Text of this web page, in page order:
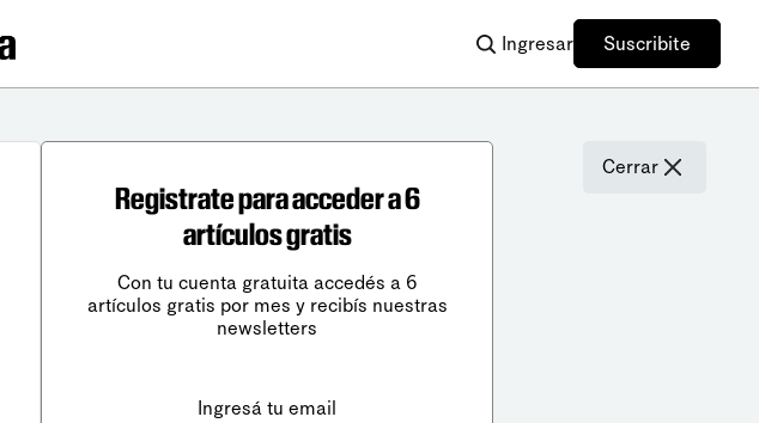
Ingresar Suscribite
Cerrar
Registrate para acceder a 6
artículos gratis
Con tu cuenta gratuita accedés a 6
artículos gratis por mes y recibís nuestras
newsletters
Ingresá tu email